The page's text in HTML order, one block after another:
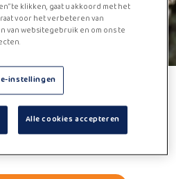
kan niet
te klikken, gaat u akkoord met het
voor het verbeteren van
van websitegebruik en om ons te
instellingen
Alle cookies accepteren